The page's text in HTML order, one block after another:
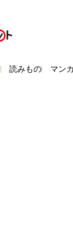
読みもの マン